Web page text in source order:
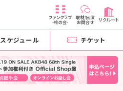
ファンクラブ
-柱の会-
取材/出演
お問合せ リクルート
スケジュール チケット